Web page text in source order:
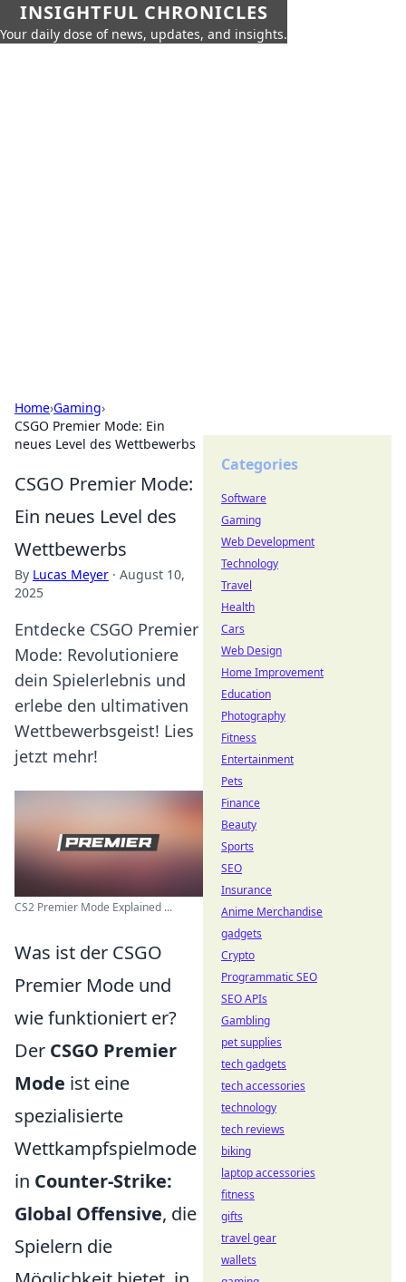
INSIGHTFUL CHRONICLES
Your daily dose of news, updates, and insights.
Home›Gaming›
CSGO Premier Mode: Ein
neues Level des Wettbewerbs
CSGO Premier Mode:
Ein neues Level des
Wettbewerbs
By Lucas Meyer · August 10,
2025
Entdecke CSGO Premier
Mode: Revolutioniere
dein Spielerlebnis und
erlebe den ultimativen
Wettbewerbsgeist! Lies
jetzt mehr!
CS2 Premier Mode Explained ...
Was ist der CSGO
Premier Mode und
wie funktioniert er?
Der CSGO Premier
Mode ist eine
spezialisierte
Wettkampfspielmode
in Counter-Strike:
Global Offensive, die
Spielern die
Categories
Software
Gaming
Web Development
Technology
Travel
Health
Cars
Web Design
Home Improvement
Education
Photography
Fitness
Entertainment
Pets
Finance
Beauty
Sports
SEO
Insurance
Anime Merchandise
gadgets
Crypto
Programmatic SEO
SEO APIs
Gambling
pet supplies
tech gadgets
tech accessories
technology
tech reviews
biking
laptop accessories
fitness
gifts
travel gear
wallets